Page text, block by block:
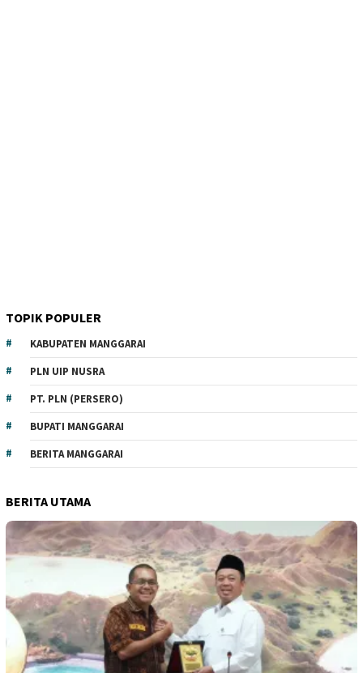
TOPIK POPULER
KABUPATEN MANGGARAI
PLN UIP NUSRA
PT. PLN (PERSERO)
BUPATI MANGGARAI
BERITA MANGGARAI
BERITA UTAMA